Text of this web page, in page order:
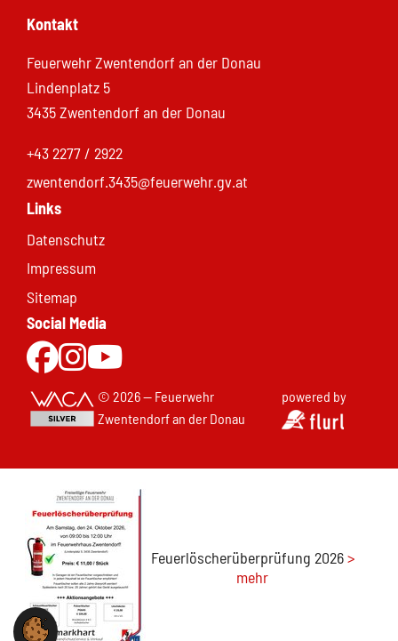
Kontakt
Feuerwehr Zwentendorf an der Donau
Lindenplatz 5
3435 Zwentendorf an der Donau
+43 2277 / 2922
zwentendorf.3435@feuerwehr.gv.at
Links
Datenschutz
Impressum
Sitemap
Social Media
Zur Facebookseite
Zu Instgram
© 2026 — Feuerwehr
Zwentendorf an der Donau
powered by
Feuerlöscherüberprüfung 2026 >
mehr